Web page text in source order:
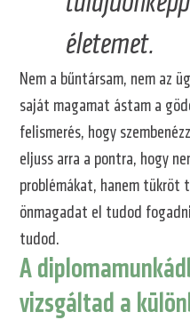
életemet.
Nem a bűntársam, nem az
saját magamat ástam a
felismerés, hogy
eljuss arra a pontra, hogy
problémákat, hanem tükröt
önmagadat el tudod
tudod.
A
vizsgáltad a